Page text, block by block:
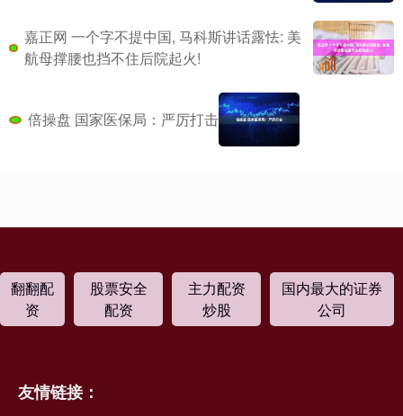
嘉正网 一个字不提中国, 马科斯讲话露怯: 美
航母撑腰也挡不住后院起火!
倍操盘 国家医保局：严厉打击
翻翻配
资
股票安全
配资
主力配资
炒股
国内最大的证券
公司
友情链接：